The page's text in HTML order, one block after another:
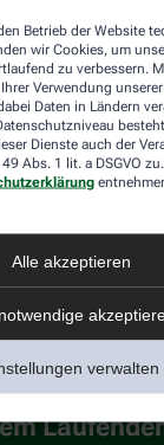
Betrieb der Website
wir Cookies, um
zu verbessern.
Verwendung
Daten in Ländern
Dienste auch der
Abs. 1 lit. a DSGVO
Alle akzeptieren
verwalten
lautet
gezielt
das fördert
Trinken Sie
Auch
genug Speichel